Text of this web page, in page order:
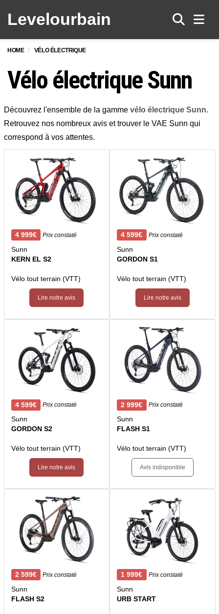
Levelourbain
HOME VÉLO ÉLECTRIQUE
Vélo électrique Sunn
Découvrez l'ensemble de la gamme vélo électrique Sunn.
Retrouvez nos nombreux avis et trouver le VAE Sunn qui
correspond à vos attentes.
4 999€ Prix constaté
Sunn
KERN EL S2
Vélo tout terrain (VTT)
Lire notre avis
4 599€ Prix constaté
Sunn
GORDON S1
Vélo tout terrain (VTT)
Lire notre avis
4 599€ Prix constaté
Sunn
GORDON S2
Vélo tout terrain (VTT)
Lire notre avis
2 999€ Prix constaté
Sunn
FLASH S1
Vélo tout terrain (VTT)
Avis indisponible
2 599€ Prix constaté
Sunn
FLASH S2
1 999€ Prix constaté
Sunn
URB START